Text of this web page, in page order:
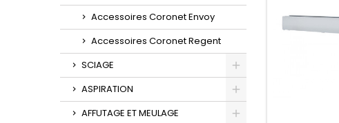
Accessoires Coronet Envoy
Accessoires Coronet Regent
SCIAGE
ASPIRATION
AFFUTAGE ET MEULAGE